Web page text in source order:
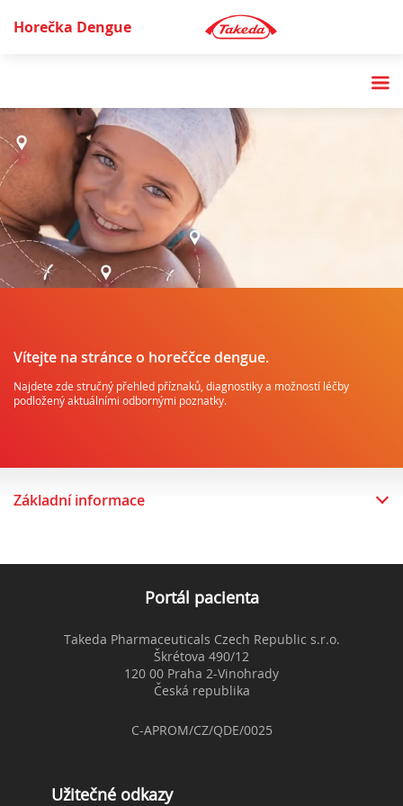
Horečka Dengue
Vítejte na stránce o horeččce dengue.
Najdete zde stručný přehled příznaků, diagnostiky a možností léčby
podložený aktuálními odbornými poznatky.
Základní informace
Portál pacienta
Takeda Pharmaceuticals Czech Republic s.r.o.
Škrétova 490/12
120 00 Praha 2-Vinohrady
Česká republika
C-APROM/CZ/QDE/0025
Užitečné odkazy